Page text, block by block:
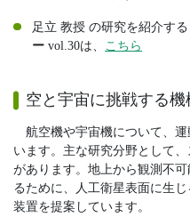
足立 教授 の研究を紹介する
ー vol.30は、 こちら
空と宇宙に挑戦する機
航空機や宇宙機について、
います。主な研究分野として
があります。地上から観測不
るために、人工衛星表面に生
装置を提案しています。